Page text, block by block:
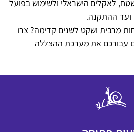
לאקלים הישראלי ולשימוש בפועל
ועד ההתקנה.
מרבית ושקט לשנים קדימה? צרו
עבורכם את מערכת ההצללה